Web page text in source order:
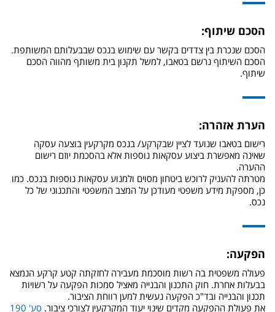
הסכם שיתוף:
הסכם שנכרת בין צדדים בקשר עם שימוש בנכס שבבעלותם המשותפת.
הסכם השיתוף נרשם בטאבו, למשל תקנון בית משותף מהווה הסכם
שיתוף.
הערת אזהרה:
רישום בטאבו שנועד לציין שבקרקע/ בנכס מקרקעין בוצעה עסקה
שאינה מאפשרת ביצוע עסקאות נוספות אלא בהסכמת יוזם רישום
ההערה.
מטרתה להעניק לרוכש ביטחון מסוים ולמנוע עסקאות נוספות בנכס. כמו
כן, מספקת מידע משפטי מעודכן על המצב המשפטי והתכנוני של כל
נכס.
הפקעה:
פעולה משפטית בה רשות מוסכמת מעבירה לחזקתה קטע קרקע הנמצא
בבעלות אחרת. חוק התכנון והבנייה מאציל סמכות הפקעה על רשויות
תכנון והבנייה ובד"כ הפקעה נעשית למען רווחת הציבור.
את פעולת ההפקעה מקדים שינוי יעוד המקרקעין לצורכי ציבור.
סע' 190